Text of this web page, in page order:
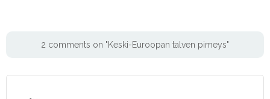
2 comments on "Keski-Euroopan talven pimeys"